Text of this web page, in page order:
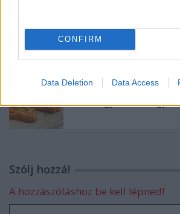
CONFIRM
Data Deletion Data Access
Dakosz
Pofonegyszerű
Szólj hozzá!
A hozzászóláshoz be kell lépned!